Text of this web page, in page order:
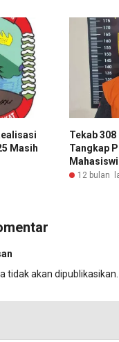
Masih
Tekab
Tangkap
12 bulan
tidak akan dipublikasikan.